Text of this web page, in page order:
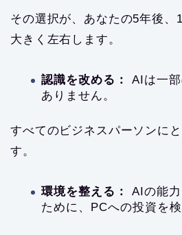
その選択が、あなたの5年後、
大きく左右します。
認識を改める：
AIは一
ありません。
すべてのビジネスパーソンに
す。
環境を整える：
AIの能
ために、PCへの投資を